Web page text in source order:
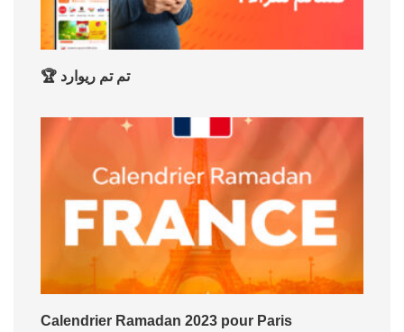
🏆 تم تم ريوارد
Calendrier Ramadan 2023 pour Paris